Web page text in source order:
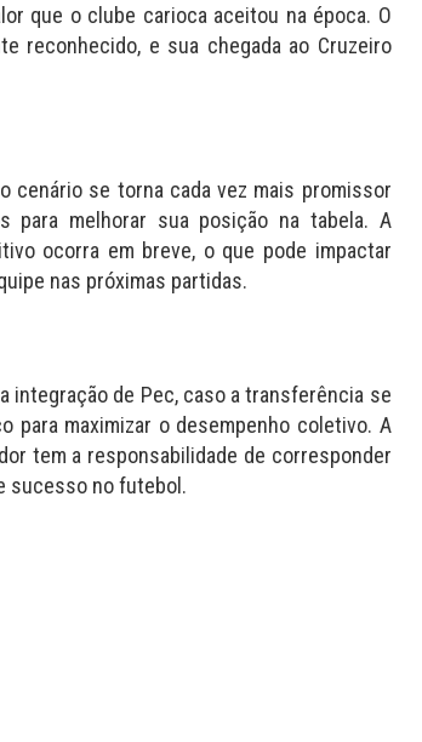
que o clube carioca aceitou na época. O
reconhecido, e sua chegada ao Cruzeiro
cenário se torna cada vez mais promissor
para melhorar sua posição na tabela. A
ocorra em breve, o que pode impactar
nas próximas partidas.
integração de Pec, caso a transferência se
para maximizar o desempenho coletivo. A
tem a responsabilidade de corresponder
sucesso no futebol.